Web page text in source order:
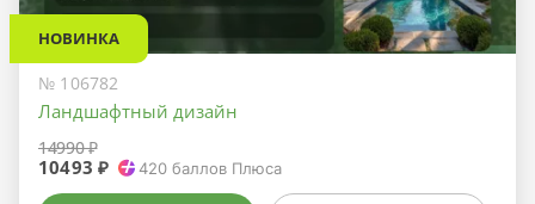
НОВИНКА
№ 106782
Ландшафтный дизайн
14990 ₽
10493 ₽ 420 баллов Плюса